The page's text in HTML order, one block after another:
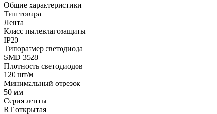
Общие характеристики
Тип товара
Лента
Класс пылевлагозащиты
IP20
Типоразмер светодиода
SMD 3528
Плотность светодиодов
120 шт/м
Минимальный отрезок
50 мм
Серия ленты
RT открытая